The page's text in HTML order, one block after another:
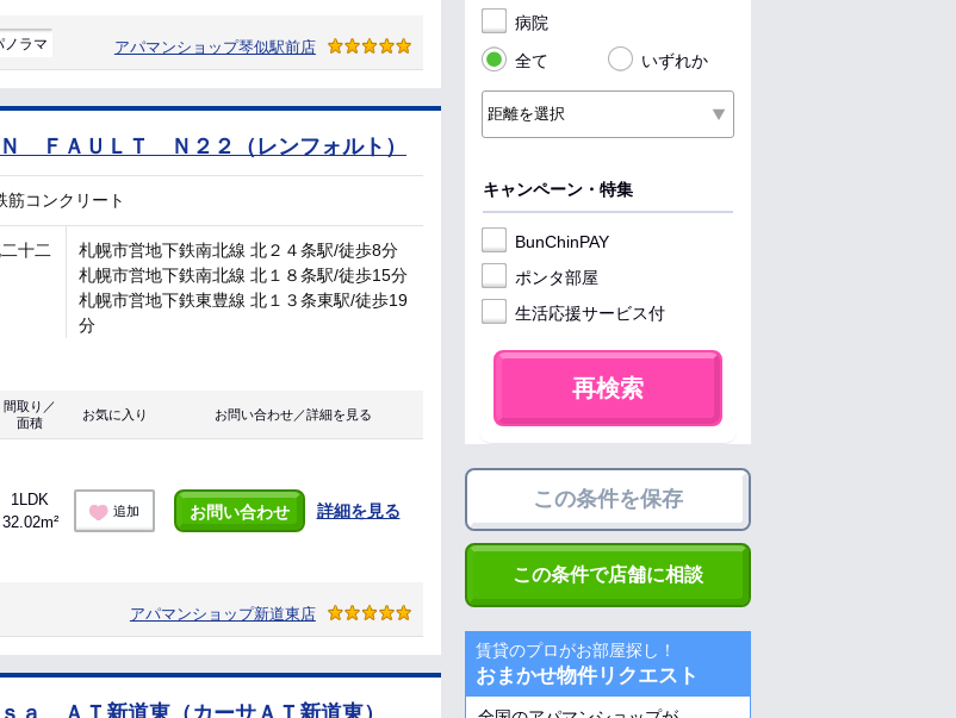
ノラマ アパマンショップ琴似駅前店
Ｎ ＦＡＵＬＴ Ｎ２２（レンフォルト）
筋コンクリート
十二
札幌市営地下鉄南北線 北２４条駅/徒歩8分
札幌市営地下鉄南北線 北１８条駅/徒歩15分
札幌市営地下鉄東豊線 北１３条東駅/徒歩19
分
間取り／
面積
お気に入り お問い合わせ／詳細を見る
1LDK
32.02m²
追加 お問い合わせ 詳細を見る
アパマンショップ新道東店
ａ ＡＴ新道東（カーサＡＴ新道東）
病院
全て
いずれか
キャンペーン・特集
BunChinPAY
ポンタ部屋
生活応援サービス付
再検索
この条件を保存
この条件で店舗に相談
賃貸のプロがお部屋探し！
おまかせ物件リクエスト